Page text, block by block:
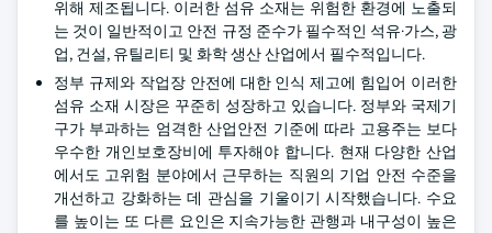
위해 제조됩니다. 이러한 섬유 소재는 위험한 환경에 노출되
는 것이 일반적이고 안전 규정 준수가 필수적인 석유·가스, 광
업, 건설, 유틸리티 및 화학 생산 산업에서 필수적입니다.
정부 규제와 작업장 안전에 대한 인식 제고에 힘입어 이러한
섬유 소재 시장은 꾸준히 성장하고 있습니다. 정부와 국제기
구가 부과하는 엄격한 산업안전 기준에 따라 고용주는 보다
우수한 개인보호장비에 투자해야 합니다. 현재 다양한 산업
에서도 고위험 분야에서 근무하는 직원의 기업 안전 수준을
개선하고 강화하는 데 관심을 기울이기 시작했습니다. 수요
를 높이는 또 다른 요인은 지속가능한 관행과 내구성이 높은